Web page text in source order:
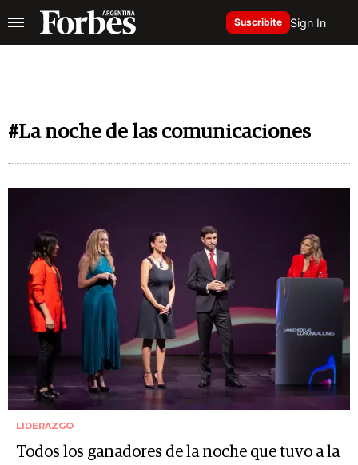
Suscribite Sign In
#La noche de las comunicaciones
LIDERAZGO
Todos los ganadores de la noche que tuvo a la